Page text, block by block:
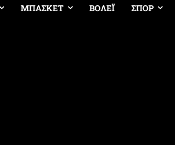
ΜΠΑΣΚΕΤ ΒΟΛΕΪ ΣΠΟΡ